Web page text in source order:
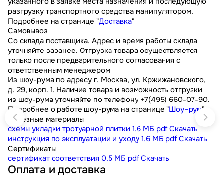
разгрузку транспортного средства манипулятором.
Подробнее на странице "Доставка"
Самовывоз
Со склада поставщика. Адрес и время работы склада
уточняйте заранее. Отгрузка товара осуществляется
только после предварительного согласования с
ответственным менеджером
Из шоу-рума по адресу г. Москва, ул. Кржижановского,
д. 29, корп. 1. Наличие товара и возможность отгрузки
из шоу-рума уточняйте по телефону +7(495) 660-07-90.
Подробнее о работе шоу-рума на странице "Шоу–рум"
Полезные материалы
схемы укладки тротуарной плитки 1.6 МБ pdf Скачать
инструкция по эксплуатации и уходу 1.6 МБ pdf Скачать
Сертификаты
сертификат соответствия 0.5 МБ pdf Скачать
Оплата и доставка